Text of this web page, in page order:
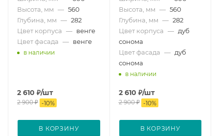
Высота, мм — 560
Глубина, мм — 282
Цвет корпуса — венге
Цвет фасада — венге
в наличии
2 610 ₽/шт
2 900₽ -10%
В КОРЗИНУ
Высота, мм — 560
Глубина, мм — 282
Цвет корпуса — дуб
сонома
Цвет фасада — дуб
сонома
в наличии
2 610 ₽/шт
2 900₽ -10%
В КОРЗИНУ